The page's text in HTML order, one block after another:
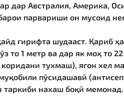
дар Австралия, Америка,
парвариши он мусоид
гирифта шудааст. Қариб
то 1 метр ва дар як моҳ
тухмаш), ягон хел
пӯсидашавӣ
таркиби нахаш боқӣ мемонад.